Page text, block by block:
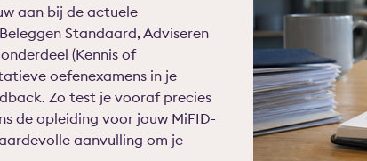
aan bij de actuele
Standaard, Adviseren
(Kennis of
oefenexamens in je
Zo test je vooraf precies
de opleiding voor jouw MiFID-
aanvulling om je